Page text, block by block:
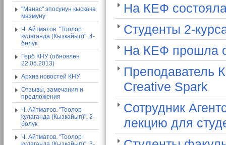
На КЕФ
Студенты 2-
На КЕФ прошла
Преподаватель
Creative Spark
Сотрудник
лекцию для
"Манас" эпосунун кыскача
мазмуну
Ч. Айтматов. "Тоолор
кулаганда (Кызкайып)". 4-
бөлүк
Герб КНУ (обновлен
22.05.2013)
Архив новостей КНУ
Отзывы, замечания и
предложения
Ч. Айтматов. "Тоолор
кулаганда (Кызкайып)". 2-
бөлүк
Ч. Айтматов. "Тоолор